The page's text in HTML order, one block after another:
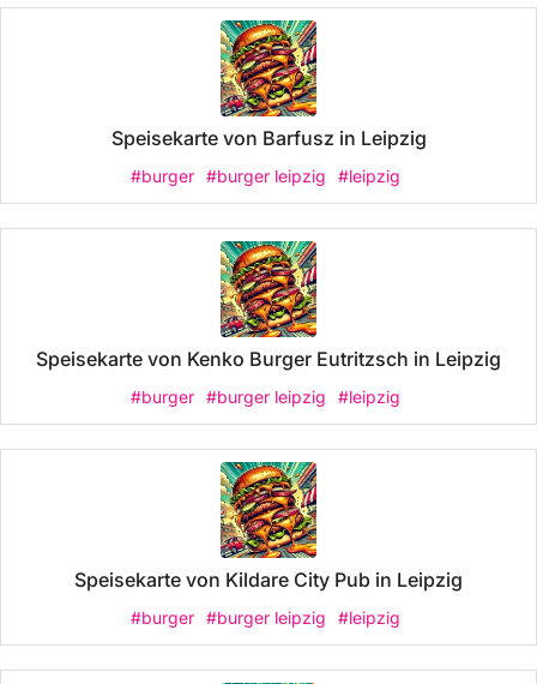
Speisekarte von Barfusz in Leipzig
#burger #burger leipzig #leipzig
Speisekarte von Kenko Burger Eutritzsch in Leipzig
#burger #burger leipzig #leipzig
Speisekarte von Kildare City Pub in Leipzig
#burger #burger leipzig #leipzig